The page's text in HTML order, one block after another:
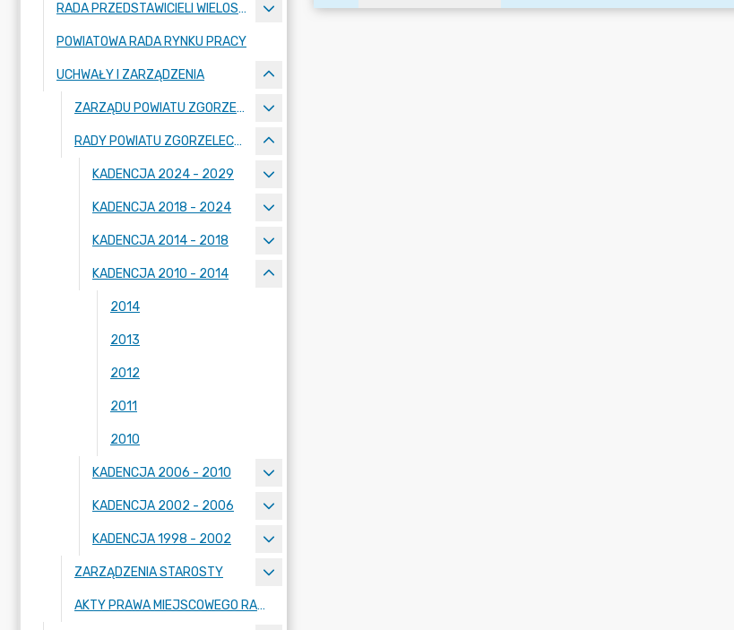
RADA PRZEDSTAWICIELI WIELOSPECJALISTYCZNEGO ZESPOŁU OPIEKI ZDROWOTNEJ "BOLESŁAWIEC-ZGORZELEC" SAMODZIELNEGO PUBLICZNEGO ZAKŁADU OPIEKI ZDROWOTNEJ
POWIATOWA RADA RYNKU PRACY
UCHWAŁY I ZARZĄDZENIA
ZARZĄDU POWIATU ZGORZELECKIEGO
RADY POWIATU ZGORZELECKIEGO
KADENCJA 2024 - 2029
KADENCJA 2018 - 2024
KADENCJA 2014 - 2018
KADENCJA 2010 - 2014
2014
2013
2012
2011
2010
KADENCJA 2006 - 2010
KADENCJA 2002 - 2006
KADENCJA 1998 - 2002
ZARZĄDZENIA STAROSTY
AKTY PRAWA MIEJSCOWEGO RADY POWIATU ZGORZELECKIEGO